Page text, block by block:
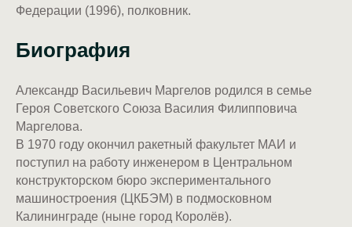
Федерации (1996), полковник.
Биография
Александр Васильевич Маргелов родился в семье
Героя Советского Союза Василия Филипповича
Маргелова.
В 1970 году окончил ракетный факультет МАИ и
поступил на работу инженером в Центральном
конструкторском бюро экспериментального
машиностроения (ЦКБЭМ) в подмосковном
Калининграде (ныне город Королёв).